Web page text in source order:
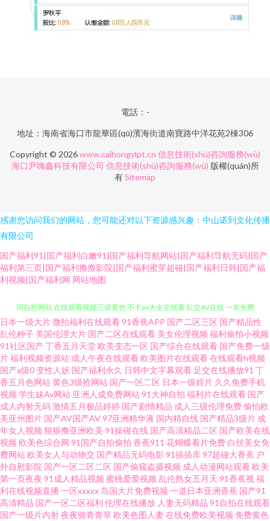
電話：-
地址：海南省海口市龍華區(qū)濱海街道南寶路中洋花苑2棟306
Copyright © 2026www.caihongylpt.cn 信息技術(shù)咨詢服務(wù)
海口尹嗨鑫科技有限公司 信息技術(shù)咨詢服務(wù) 版權(quán)所
有Sitemap
感谢您访问我们的网站，您可能还对以下资源感兴趣：中山诺到文化传播
有限公司
国产福利91|国产福利白嫩91|国产福利导航网站|国产福利导航无码|国产
福利第三页|国产福利撸撸影院|国产福利蜜芽超碰|国产福利日韩|国产福
利视频|国产福利网 网站地图
久久神马 91豆花社区在线观看 九一抖音视频 久久成人黄色网 福利视频95 女
同自慰网站 在线观看视频三级黄色 不卡av大全在线看 乱交AV在线 一本免费
高清无码 91无码午夜人妻蜜桃 激情婷婷网 五月天婷婷色色 91网站在线观看
密桃 久久品精人 夜夜骑换妻 99福利导航在线观看 久久另类精品国产 桃色五
月 91狼友社在线观看 国产二区v 日韩亚洲欧美综合在线 91九色蝌蚪熟女露脸
国产精品有限公司 日韩深夜肏逼啪啪啪 91国产乱子伦 欧美淫啪啪重囗味合
集 91在线精品免费视频 91影院播放日本成人电影 九一久久精品 欧美123视
日本一级大片微拍福利在线观看91香蕉APP 国产二区三区 国产精品性
乱伦种子 美国伦理大片 国产二区在线观看 美女伦理视频 福利偷拍小视频
91社区国产丁香五月天堂 欧美变态一区 国产综合在线观看 国产免费一级
片福利视频资源站 成人午夜在线观看 欧美图片在线观看在线观看h视频
国产a级0变性人妖 国产福利永久 日韩中文字幕观看 足交在线播放91 丁
香五月色网站黄色3级抢网站 国产一区二区 日本一级婬片 久久免费手机
视频 学生妹Av网站 亚洲人成免费网站91大神自拍 福利片在线观看 国产
成人内射无码激情五月极品婷婷 国产剧情精品 成人三级伦理免费偷怕欧
美亚州图片 国产AV国产AV97亚洲精华液 国内精自线 国产精品3级片 成
年女人视频 狠狠撸亚洲欧美 91操碰在线 国产高清精品二区 国产欧美在线
视频 欧美色综合网 91国产自拍偷拍 香蕉911 花蝴蝶看片免费 白丝美女免
费网站 欧美女人与动物交 国产精品无码电影 91插插库97超碰大香蕉 户
外自慰影院 国产一区二区二区 国产偷窥盗摄视频 成人动漫网站观看 欧美
第一页夜夜 91成人精品视频 蜜桃爱爱视频 乱伦熟女五月天 91香蕉视福
利在线视频直播 一区xxxxx 岛国大片免费视频 一道日本亚洲香蕉 国产91
高清精品 国产一区二区福利 伦理在线播放 人妻无码精品 91自拍在线观看
国产一级片内射夜夜骑青青草 欧美色图人妻在线免费欧美视频 免费黄色